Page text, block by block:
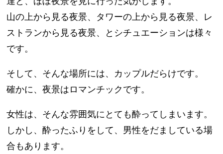
山の上から見る夜景、タワーの上から見る夜景、レ
ストランから見る夜景、とシチュエーションは様々
です。
そして、そんな場所には、カップルだらけです。
確かに、夜景はロマンチックです。
女性は、そんな雰囲気にとても酔ってしまいます。
しかし、酔ったふりをして、男性をだましている場
合もあります。